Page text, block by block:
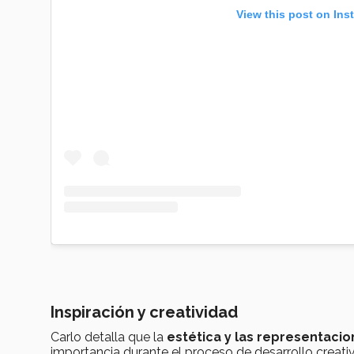
View this post on
Inspiración y creatividad
Carlo detalla que la estética y las